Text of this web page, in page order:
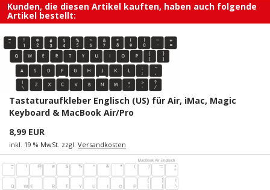
Kunden, die diesen Artikel kauften, haben auch folgende
Artikel bestellt:
Tastaturaufkleber Englisch (US) für Air, iMac, Magic
Keyboard & MacBook Air/Pro
8,99 EUR
inkl. 19 % MwSt. zzgl. Versandkosten